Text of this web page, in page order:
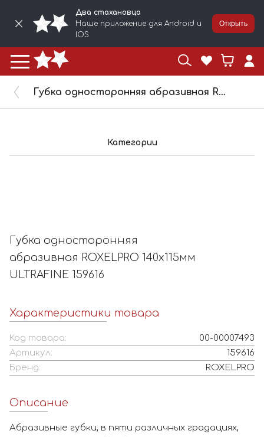
Два стахановца
Наше приложение для Android и
IOS
Открыть
Губка односторонняя абразивная ROXELPRO 140x115мм ULTRAFINE 159616
Категории
Губка односторонняя
абразивная ROXELPRO 140x115мм
ULTRAFINE 159616
Характеристики товара
Код товара:
00-00007493
Артикул:
159616
Бренд:
ROXELPRO
Описание
Абразивные губки, в пяти различных градациях,